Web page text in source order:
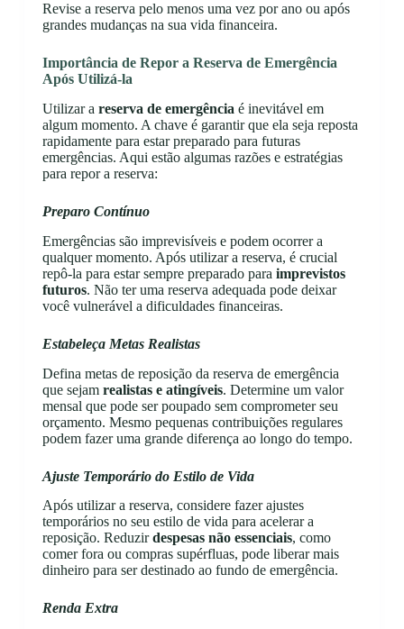
Revise a reserva pelo menos uma vez por ano ou após
grandes mudanças na sua vida financeira.
Importância de Repor a Reserva de Emergência
Após Utilizá-la
Utilizar a reserva de emergência é inevitável em
algum momento. A chave é garantir que ela seja reposta
rapidamente para estar preparado para futuras
emergências. Aqui estão algumas razões e estratégias
para repor a reserva:
Preparo Contínuo
Emergências são imprevisíveis e podem ocorrer a
qualquer momento. Após utilizar a reserva, é crucial
repô-la para estar sempre preparado para imprevistos
futuros. Não ter uma reserva adequada pode deixar
você vulnerável a dificuldades financeiras.
Estabeleça Metas Realistas
Defina metas de reposição da reserva de emergência
que sejam realistas e atingíveis. Determine um valor
mensal que pode ser poupado sem comprometer seu
orçamento. Mesmo pequenas contribuições regulares
podem fazer uma grande diferença ao longo do tempo.
Ajuste Temporário do Estilo de Vida
Após utilizar a reserva, considere fazer ajustes
temporários no seu estilo de vida para acelerar a
reposição. Reduzirdespesas não essenciais, como
comer fora ou compras supérfluas, pode liberar mais
dinheiro para ser destinado ao fundo de emergência.
Renda Extra